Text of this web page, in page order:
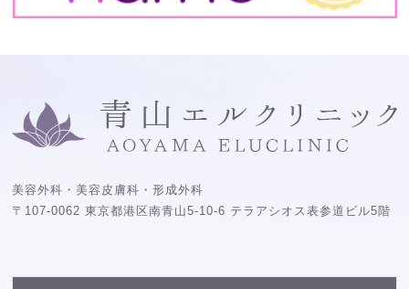
美容外科・美容皮膚科・形成外科
〒107-0062 東京都港区南青山5-10-6 テラアシオス表参道ビル5階